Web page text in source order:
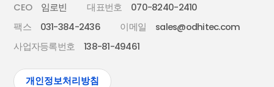
CEO
임로빈 대표번호
070-8240-2410
팩스
031-384-2436 이메일
sales@odhitec.com
사업자등록번호
138-81-49461
개인정보처리방침